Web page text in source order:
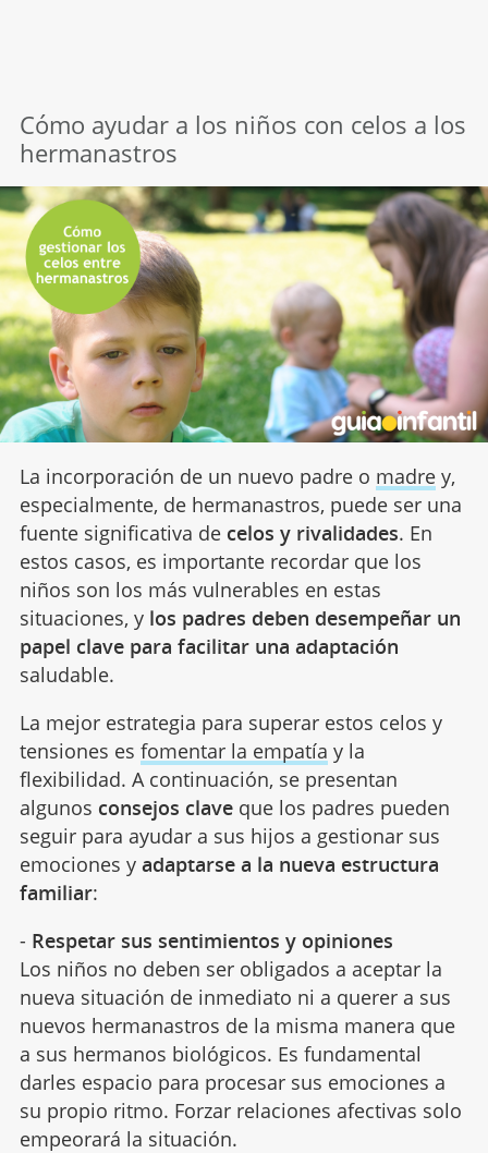
Cómo ayudar a los niños con celos a los
hermanastros
La incorporación de un nuevo padre o madrey,
especialmente, de hermanastros, puede ser una
fuente significativa de celos y rivalidades. En
estos casos, es importante recordar que los
niños son los más vulnerables en estas
situaciones, y los padres deben desempeñar un
papel clave para facilitar una adaptación
saludable.
La mejor estrategia para superar estos celos y
tensiones es fomentar la empatía y la
flexibilidad. A continuación, se presentan
algunos consejos claveque los padres pueden
seguir para ayudar a sus hijos a gestionar sus
emociones y adaptarse a la nueva estructura
familiar:
- Respetar sus sentimientos y opiniones
Los niños no deben ser obligados a aceptar la
nueva situación de inmediato ni a querer a sus
nuevos hermanastros de la misma manera que
a sus hermanos biológicos. Es fundamental
darles espacio para procesar sus emociones a
su propio ritmo. Forzar relaciones afectivas solo
empeorará la situación.